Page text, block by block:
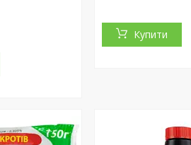
Купити